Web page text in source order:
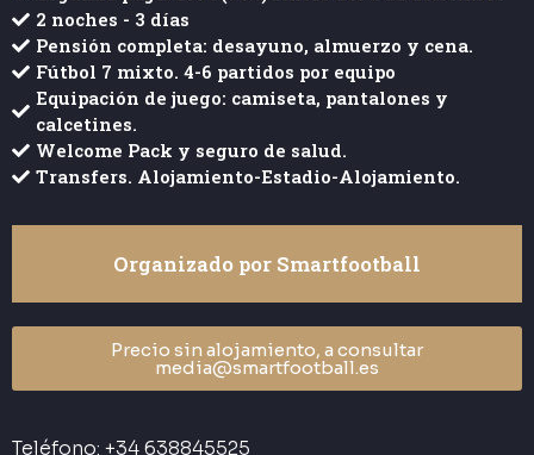
2 noches - 3 días
Pensión completa: desayuno, almuerzo y cena.
Fútbol 7 mixto. 4-6 partidos por equipo
Equipación de juego: camiseta, pantalones y
calcetines.
Welcome Pack y seguro de salud.
Transfers. Alojamiento-Estadio-Alojamiento.
Organizado por Smartfootball​
Precio sin alojamiento, a consultar
media@smartfootball.es
Teléfono: +34 638845525